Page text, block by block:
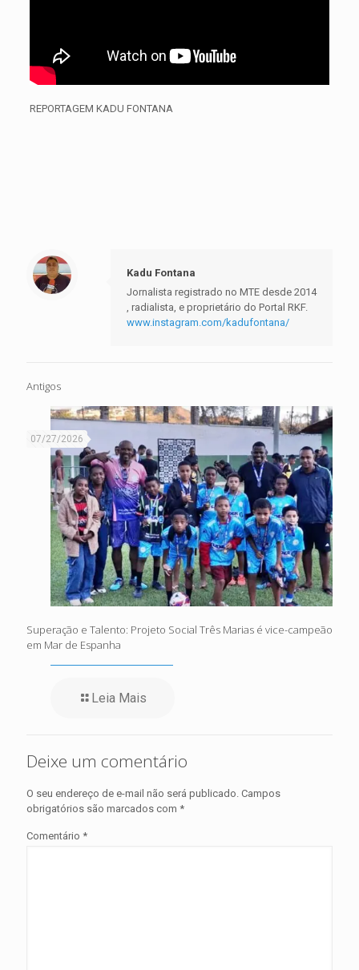
REPORTAGEM KADU FONTANA
Kadu Fontana
Jornalista registrado no MTE desde 2014
, radialista, e proprietário do Portal RKF.
www.instagram.com/kadufontana/
Antigos
07/27/2026
Superação e Talento: Projeto Social Três Marias é vice-campeão
em Mar de Espanha
Leia Mais
Deixe um comentário
O seu endereço de e-mail não será publicado. Campos
obrigatórios são marcados com *
Comentário *